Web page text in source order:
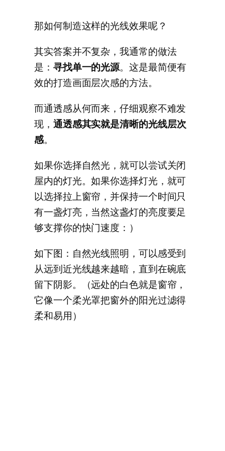
那如何制造这样的光线效果呢？
其实答案并不复杂，我通常的做法
是： 寻找单一的光源。这是最简便有
效的打造画面层次感的方法。
而通透感从何而来，仔细观察不难发
现， 通透感其实就是清晰的光线层次
感。
如果你选择自然光，就可以尝试关闭
屋内的灯光。如果你选择灯光，就可
以选择拉上窗帘，并保持一个时间只
有一盏灯亮，当然这盏灯的亮度要足
够支撑你的快门速度：）
如下图：自然光线照明，可以感受到
从远到近光线越来越暗，直到在碗底
留下阴影。（远处的白色就是窗帘，
它像一个柔光罩把窗外的阳光过滤得
柔和易用）